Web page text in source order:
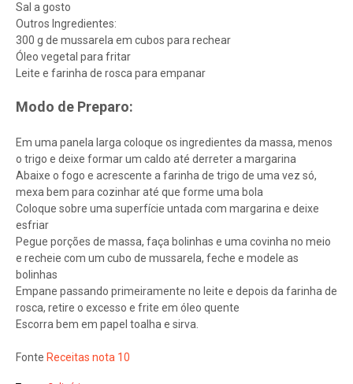
Sal a gosto
Outros Ingredientes:
300 g de mussarela em cubos para rechear
Óleo vegetal para fritar
Leite e farinha de rosca para empanar
Modo de Preparo:
Em uma panela larga coloque os ingredientes da massa, menos
o trigo e deixe formar um caldo até derreter a margarina
Abaixe o fogo e acrescente a farinha de trigo de uma vez só,
mexa bem para cozinhar até que forme uma bola
Coloque sobre uma superfície untada com margarina e deixe
esfriar
Pegue porções de massa, faça bolinhas e uma covinha no meio
e recheie com um cubo de mussarela, feche e modele as
bolinhas
Empane passando primeiramente no leite e depois da farinha de
rosca, retire o excesso e frite em óleo quente
Escorra bem em papel toalha e sirva.
Fonte Receitas nota 10